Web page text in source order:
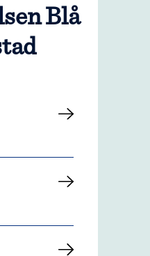
Blå